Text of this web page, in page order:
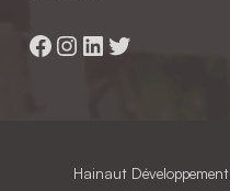
Facebook
Instagram
LinkedIn
Twitter
Hainaut Développement